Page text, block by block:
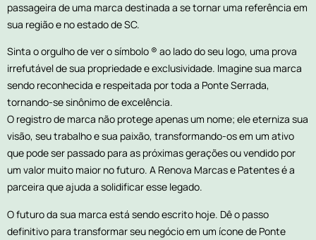
passageira de uma marca destinada a se tornar uma referência em
sua região e no estado de SC.
Sinta o orgulho de ver o símbolo ® ao lado do seu logo, uma prova
irrefutável de sua propriedade e exclusividade. Imagine sua marca
sendo reconhecida e respeitada por toda a Ponte Serrada,
tornando-se sinônimo de excelência.
O registro de marca não protege apenas um nome; ele eterniza sua
visão, seu trabalho e sua paixão, transformando-os em um ativo
que pode ser passado para as próximas gerações ou vendido por
um valor muito maior no futuro. A Renova Marcas e Patentes é a
parceira que ajuda a solidificar esse legado.
O futuro da sua marca está sendo escrito hoje. Dê o passo
definitivo para transformar seu negócio em um ícone de Ponte